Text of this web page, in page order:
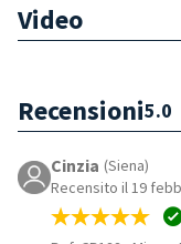
Video
Recensioni5.0
Cinzia (Siena)
Recensito il 19